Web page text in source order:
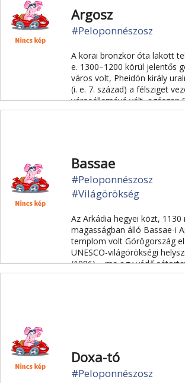
Argosz
#Peloponnészosz
A korai bronzkor óta lakott
e. 1300–1200 körül jelentős
város volt, Pheidón király
(i. e. 7. század) a félsziget
városállamává vált, egészen
megerősödéséig.
Bassae
#Peloponnészosz
#Világörökség
Az Arkádia hegyei közt, 1130
magasságban álló Bassae-i
templom volt Görögország
UNESCO-világörökségi
(1986) – ma egy védő
látogatható, mert a
Doxa-tó
#Peloponnészosz